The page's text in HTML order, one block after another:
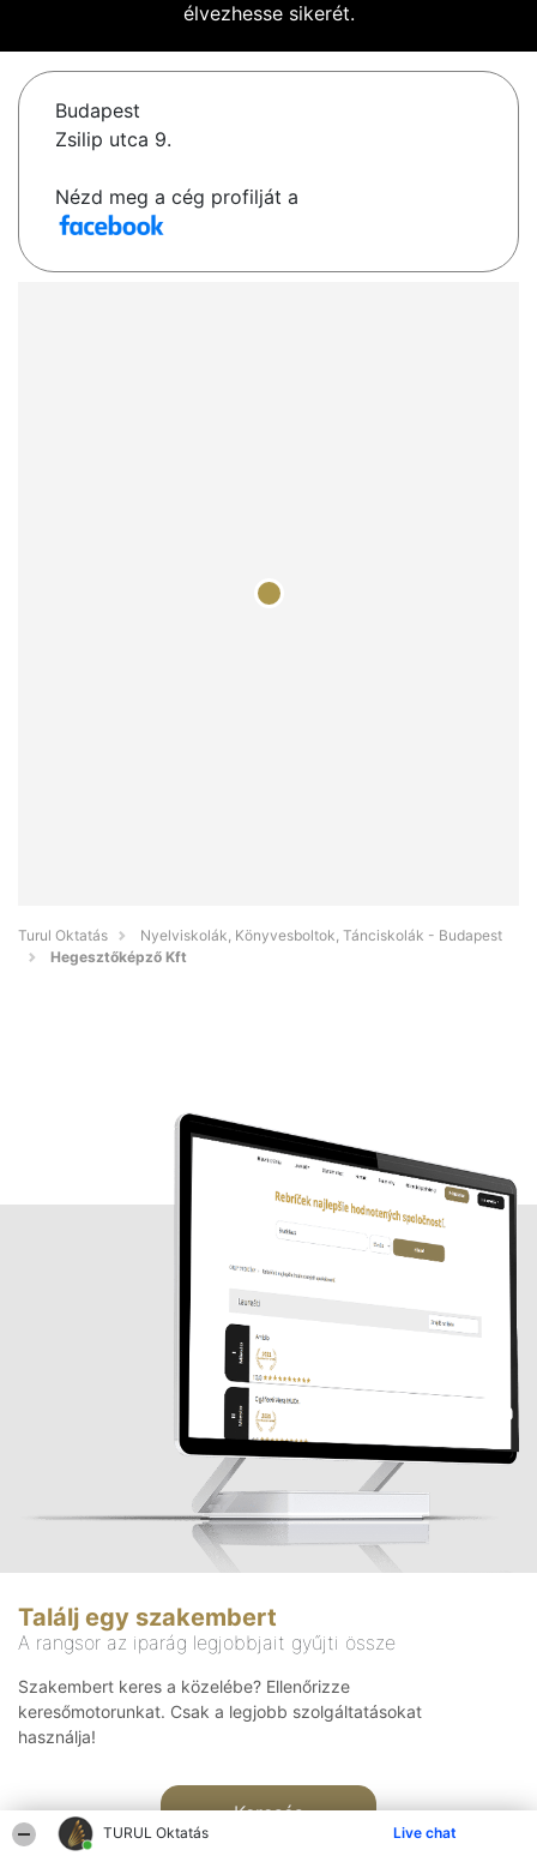
TURUL Oktatás Live chat
élvezhesse sikerét.
Budapest
Zsilip utca 9.
Nézd meg a cég profilját a
Turul Oktatás
Nyelviskolák, Könyvesboltok, Tánciskolák - Budapest
Hegesztőképző Kft
Találj egy szakembert
A rangsor az iparág legjobbjait gyűjti össze
Szakembert keres a közelébe? Ellenőrizze
keresőmotorunkat. Csak a legjobb szolgáltatásokat
használja!
Keresés